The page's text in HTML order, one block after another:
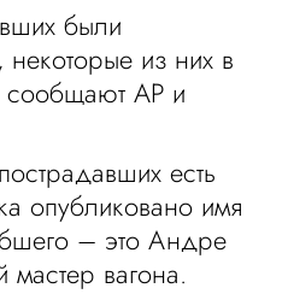
были
некоторые из них в
сообщают AP и
есть
опубликовано имя
– это Андре
вагона.